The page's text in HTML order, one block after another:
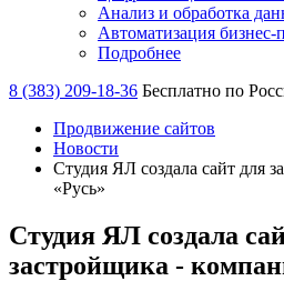
Анализ и обработка
Автоматизация
Подробнее
8 (383) 209-18-36 Бесплатно по
Продвижение сайтов
Новости
Студия ЯЛ создала сайт для
«Русь»
Студия ЯЛ создала
застройщика -